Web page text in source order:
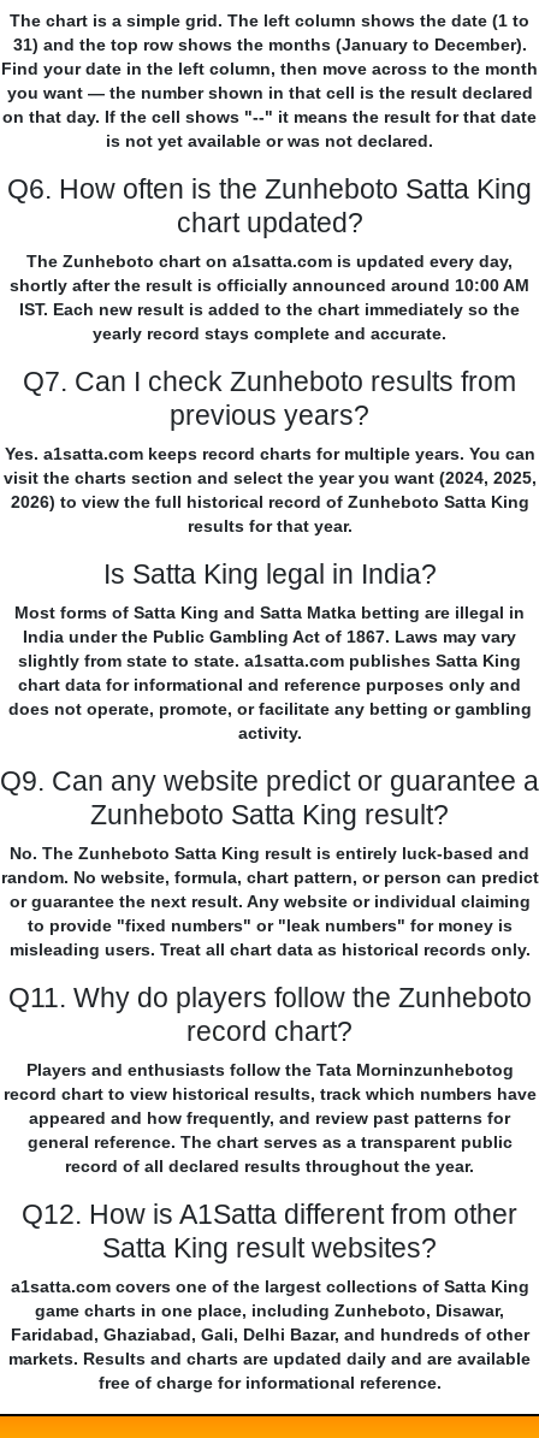
The chart is a simple grid. The left column shows the date (1 to
31) and the top row shows the months (January to December).
Find your date in the left column, then move across to the month
you want — the number shown in that cell is the result declared
on that day. If the cell shows "--" it means the result for that date
is not yet available or was not declared.
Q6. How often is the Zunheboto Satta King
chart updated?
The Zunheboto chart on a1satta.com is updated every day,
shortly after the result is officially announced around 10:00 AM
IST. Each new result is added to the chart immediately so the
yearly record stays complete and accurate.
Q7. Can I check Zunheboto results from
previous years?
Yes. a1satta.com keeps record charts for multiple years. You can
visit the charts section and select the year you want (2024, 2025,
2026) to view the full historical record of Zunheboto Satta King
results for that year.
Is Satta King legal in India?
Most forms of Satta King and Satta Matka betting are illegal in
India under the Public Gambling Act of 1867. Laws may vary
slightly from state to state. a1satta.com publishes Satta King
chart data for informational and reference purposes only and
does not operate, promote, or facilitate any betting or gambling
activity.
Q9. Can any website predict or guarantee a
Zunheboto Satta King result?
No. The Zunheboto Satta King result is entirely luck-based and
random. No website, formula, chart pattern, or person can predict
or guarantee the next result. Any website or individual claiming
to provide "fixed numbers" or "leak numbers" for money is
misleading users. Treat all chart data as historical records only.
Q11. Why do players follow the Zunheboto
record chart?
Players and enthusiasts follow the Tata Morninzunhebotog
record chart to view historical results, track which numbers have
appeared and how frequently, and review past patterns for
general reference. The chart serves as a transparent public
record of all declared results throughout the year.
Q12. How is A1Satta different from other
Satta King result websites?
a1satta.com covers one of the largest collections of Satta King
game charts in one place, including Zunheboto, Disawar,
Faridabad, Ghaziabad, Gali, Delhi Bazar, and hundreds of other
markets. Results and charts are updated daily and are available
free of charge for informational reference.